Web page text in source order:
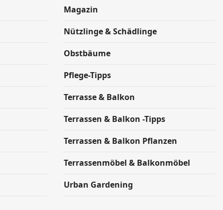
Magazin
Nützlinge & Schädlinge
Obstbäume
Pflege-Tipps
Terrasse & Balkon
Terrassen & Balkon -Tipps
Terrassen & Balkon Pflanzen
Terrassenmöbel & Balkonmöbel
Urban Gardening